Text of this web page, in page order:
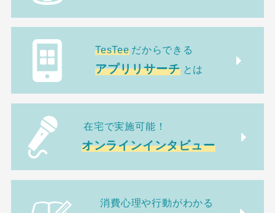
TesTee だからできる
アプリリサーチ とは
在宅で実施可能！
オンラインインタビュー
消費心理や行動がわかる